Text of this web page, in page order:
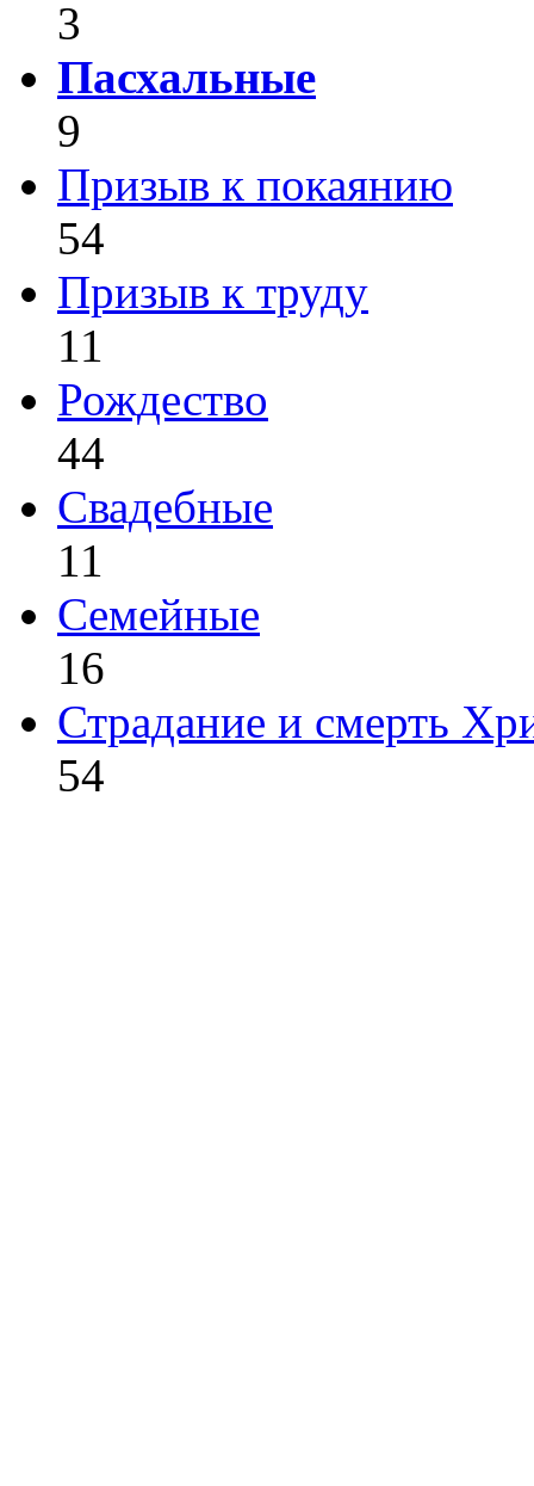
3
Пасхальные
9
Призыв к покаянию
54
Призыв к труду
11
Рождество
44
Свадебные
11
Семейные
16
Страдание и смерть
54